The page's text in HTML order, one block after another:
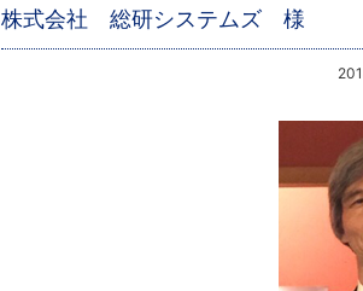
株式会社 総研システムズ 様